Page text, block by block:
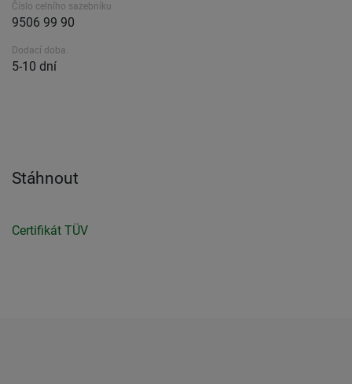
Číslo celního sazebníku
9506 99 90
Dodací doba.
5-10 dní
Stáhnout
Certifikát TÜV